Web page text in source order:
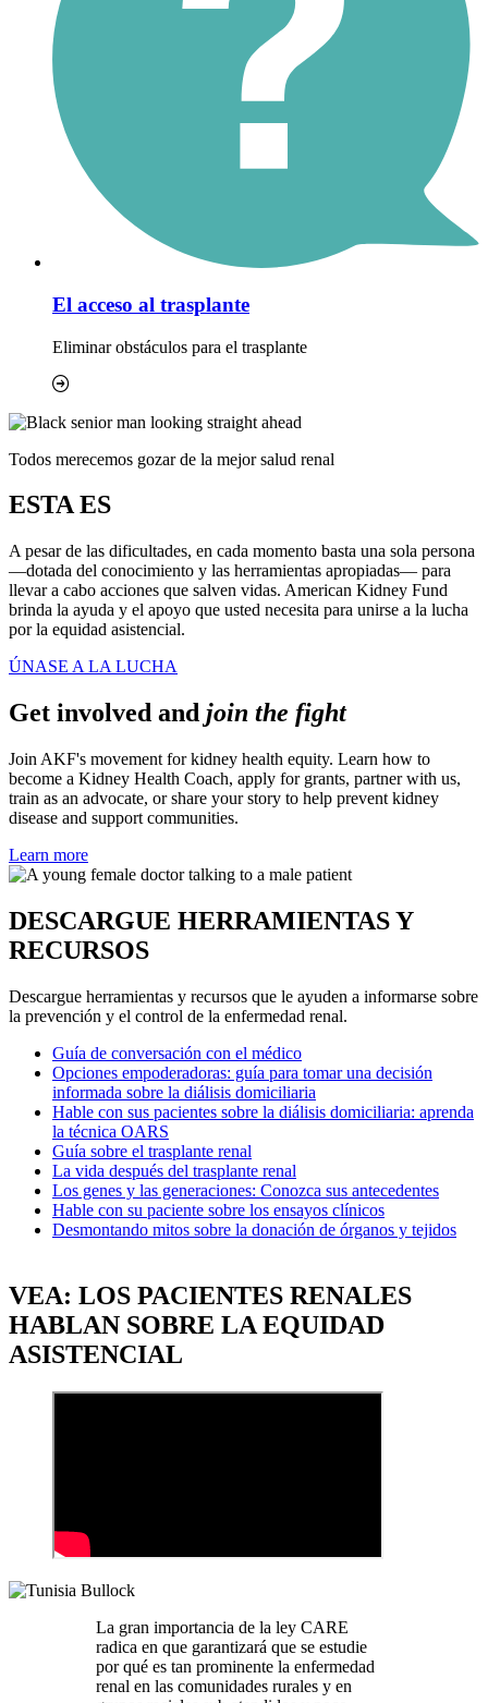
El acceso al trasplante
Eliminar obstáculos para el trasplante
Todos merecemos gozar de la mejor salud renal
ESTA ES
A pesar de las dificultades, en cada momento basta una sola persona
—dotada del conocimiento y las herramientas apropiadas— para
llevar a cabo acciones que salven vidas. American Kidney Fund
brinda la ayuda y el apoyo que usted necesita para unirse a la lucha
por la equidad asistencial.
ÚNASE A LA LUCHA
Get involved and join the fight
Join AKF's movement for kidney health equity. Learn how to
become a Kidney Health Coach, apply for grants, partner with us,
train as an advocate, or share your story to help prevent kidney
disease and support communities.
Learn more
DESCARGUE HERRAMIENTAS Y
RECURSOS
Descargue herramientas y recursos que le ayuden a informarse sobre
la prevención y el control de la enfermedad renal.
Guía de conversación con el médico
Opciones empoderadoras: guía para tomar una decisión
informada sobre la diálisis domiciliaria
Hable con sus pacientes sobre la diálisis domiciliaria: aprenda
la técnica OARS
Guía sobre el trasplante renal
La vida después del trasplante renal
Los genes y las generaciones: Conozca sus antecedentes
Hable con su paciente sobre los ensayos clínicos
Desmontando mitos sobre la donación de órganos y tejidos
VEA: LOS PACIENTES RENALES
HABLAN SOBRE LA EQUIDAD
ASISTENCIAL
La gran importancia de la ley CARE
radica en que garantizará que se estudie
por qué es tan prominente la enfermedad
renal en las comunidades rurales y en